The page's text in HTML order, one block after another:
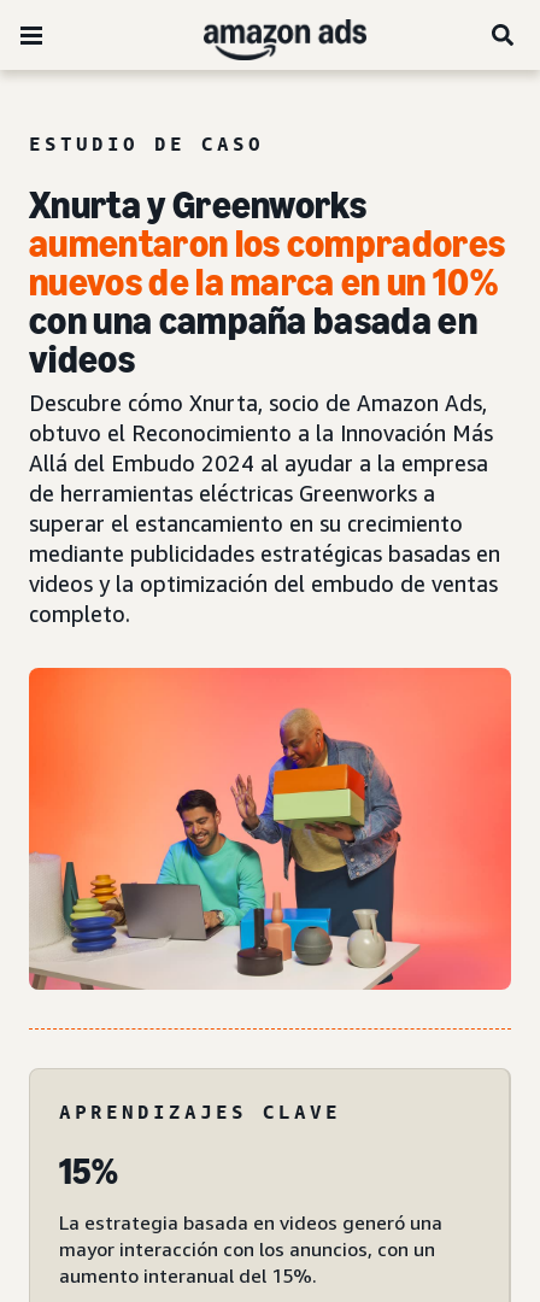
ESTUDIO DE CASO
Xnurta y Greenworks
aumentaron los compradores
nuevos de la marca en un 10%
con una campaña basada en
videos
Descubre cómo Xnurta, socio de Amazon Ads,
obtuvo el Reconocimiento a la Innovación Más
Allá del Embudo 2024 al ayudar a la empresa
de herramientas eléctricas Greenworks a
superar el estancamiento en su crecimiento
mediante publicidades estratégicas basadas en
videos y la optimización del embudo de ventas
completo.
APRENDIZAJES CLAVE
15%
La estrategia basada en videos generó una
mayor interacción con los anuncios, con un
aumento interanual del 15%.